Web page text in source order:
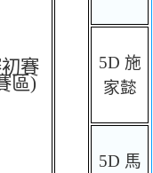
賽
區)
5D 施
家懿
5D 馬